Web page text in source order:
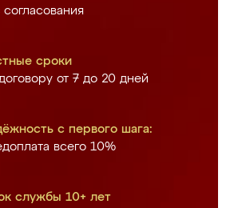
согласования
сроки
от 7 до 20 дней
с первого шага:
всего 10%
службы 10+ лет